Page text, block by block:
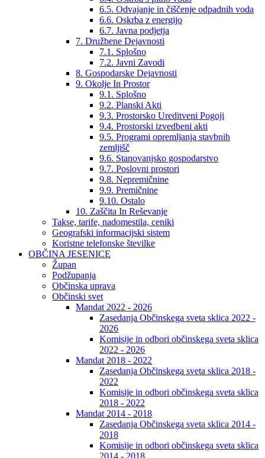
6.5. Odvajanje in čiščenje odpadnih voda
6.6. Oskrba z energijo
6.7. Javna podjetja
7. Družbene Dejavnosti
7.1. Splošno
7.2. Javni Zavodi
8. Gospodarske Dejavnosti
9. Okolje In Prostor
9.1. Splošno
9.2. Planski Akti
9.3. Prostorsko Ureditveni Pogoji
9.4. Prostorski izvedbeni akti
9.5. Programi opremljanja stavbnih
zemljišč
9.6. Stanovanjsko gospodarstvo
9.7. Poslovni prostori
9.8. Nepremičnine
9.9. Premičnine
9.10. Ostalo
10. Zaščita In Reševanje
Takse, tarife, nadomestila, ceniki
Geografski informacijski sistem
Koristne telefonske številke
OBČINA JESENICE
Župan
Podžupanja
Občinska uprava
Občinski svet
Mandat 2022 - 2026
Zasedanja Občinskega sveta sklica 2022 -
2026
Komisije in odbori občinskega sveta sklica
2022 - 2026
Mandat 2018 - 2022
Zasedanja Občinskega sveta sklica 2018 -
2022
Komisije in odbori občinskega sveta sklica
2018 - 2022
Mandat 2014 - 2018
Zasedanja Občinskega sveta sklica 2014 -
2018
Komisije in odbori občinskega sveta sklica
2014 - 2018